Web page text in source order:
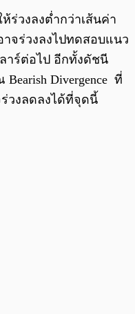
ร่วงลงต่ำกว่าเส้นค่า
าจร่วงลงไปทดสอบแนว
าร์ต่อไป อีกทั้งดัชนี
Divergence ที่
วงลดลงได้ที่จุดนี้